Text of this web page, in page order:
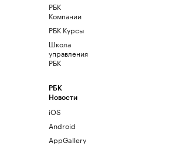
РБК
Компании
РБК Курсы
Школа
управления
РБК
РБК
Новости
iOS
Android
AppGallery